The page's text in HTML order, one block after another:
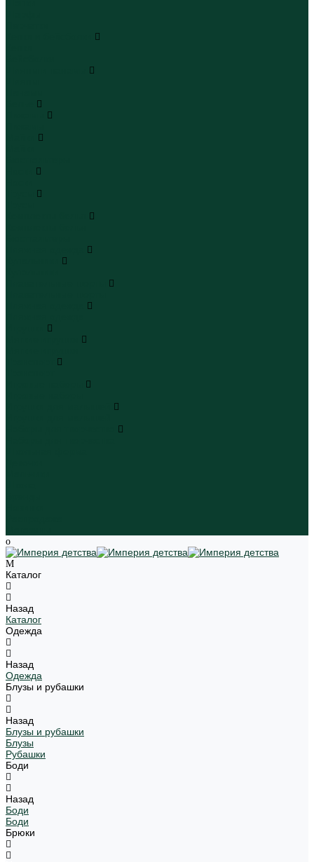
Каталог
Назад
Каталог
Одежда
Назад
Одежда
Блузы и рубашки
Назад
Блузы и рубашки
Блузы
Рубашки
Боди
Назад
Боди
Боди
Брюки